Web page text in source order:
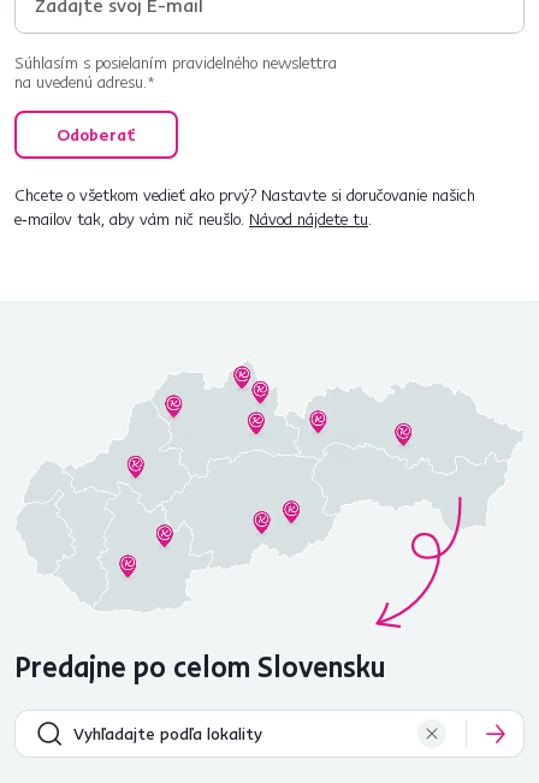
Súhlasím s posielaním pravidelného newslettra
na uvedenú adresu.*
Odoberať
Chcete o všetkom vedieť ako prvý? Nastavte si doručovanie našich
e‑mailov tak, aby vám nič neušlo. Návod nájdete tu.
Predajne po celom Slovensku